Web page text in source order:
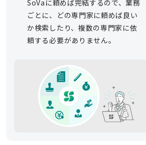
SoVaに頼めば完結するので、業務
ごとに、どの専門家に頼めば良い
か検索したり、複数の専門家に依
頼する必要がありません。